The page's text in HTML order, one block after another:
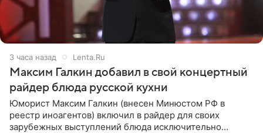
3 часа назад Lenta.Ru
Максим Галкин добавил в свой концертный
райдер блюда русской кухни
Юморист Максим Галкин (внесен Минюстом РФ в
реестр иноагентов) включил в райдер для своих
зарубежных выступлений блюда исключительно